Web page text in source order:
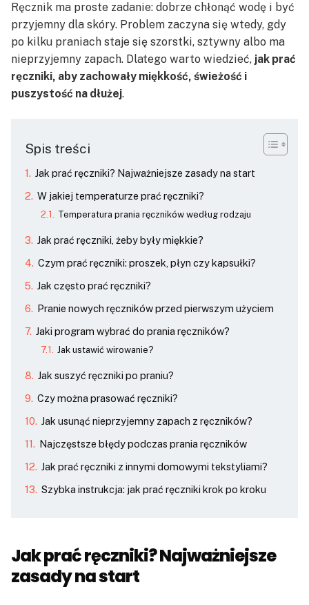
Ręcznik ma proste zadanie: dobrze chłonąć wodę i być
przyjemny dla skóry. Problem zaczyna się wtedy, gdy
po kilku praniach staje się szorstki, sztywny albo ma
nieprzyjemny zapach. Dlatego warto wiedzieć, jak prać
ręczniki, aby zachowały miękkość, świeżość i
puszystość na dłużej.
Spis treści
Jak prać ręczniki? Najważniejsze zasady na start
W jakiej temperaturze prać ręczniki?
Temperatura prania ręczników według rodzaju
Jak prać ręczniki, żeby były miękkie?
Czym prać ręczniki: proszek, płyn czy kapsułki?
Jak często prać ręczniki?
Pranie nowych ręczników przed pierwszym użyciem
Jaki program wybrać do prania ręczników?
Jak ustawić wirowanie?
Jak suszyć ręczniki po praniu?
Czy można prasować ręczniki?
Jak usunąć nieprzyjemny zapach z ręczników?
Najczęstsze błędy podczas prania ręczników
Jak prać ręczniki z innymi domowymi tekstyliami?
Szybka instrukcja: jak prać ręczniki krok po kroku
Jak prać ręczniki? Najważniejsze
zasady na start